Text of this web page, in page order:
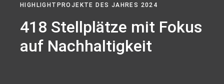
HIGHLIGHTPROJEKTE DES JAHRES 2024
418 Stellplätze mit Fokus
auf Nachhaltigkeit